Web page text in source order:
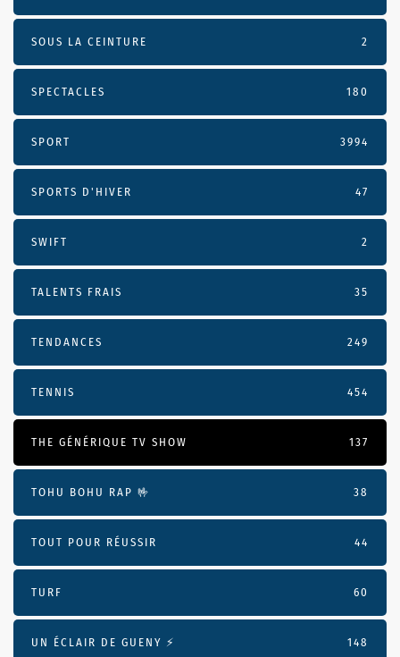
SOUS LA CEINTURE 2
SPECTACLES 180
SPORT 3994
SPORTS D'HIVER 47
SWIFT 2
TALENTS FRAIS 35
TENDANCES 249
TENNIS 454
THE GÉNÉRIQUE TV SHOW 137
TOHU BOHU RAP 🤟 38
TOUT POUR RÉUSSIR 44
TURF 60
UN ÉCLAIR DE GUENY ⚡️ 148